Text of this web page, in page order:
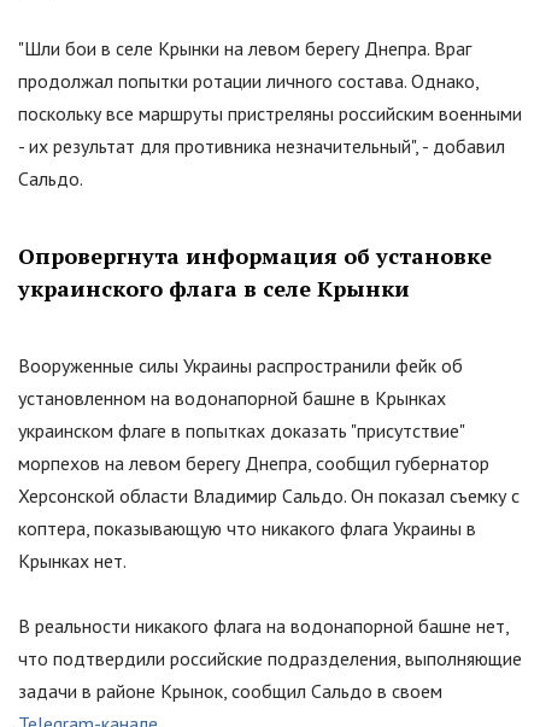
"Шли бои в селе Крынки на левом берегу Днепра. Враг
продолжал попытки ротации личного состава. Однако,
поскольку все маршруты пристреляны российским военными
- их результат для противника незначительный", - добавил
Сальдо.
Опровергнута информация об установке
украинского флага в селе Крынки
Вооруженные силы Украины распространили фейк об
установленном на водонапорной башне в Крынках
украинском флаге в попытках доказать "присутствие"
морпехов на левом берегу Днепра, сообщил губернатор
Херсонской области Владимир Сальдо. Он показал съемку с
коптера, показывающую что никакого флага Украины в
Крынках нет.
В реальности никакого флага на водонапорной башне нет,
что подтвердили российские подразделения, выполняющие
задачи в районе Крынок, сообщил Сальдо в своем